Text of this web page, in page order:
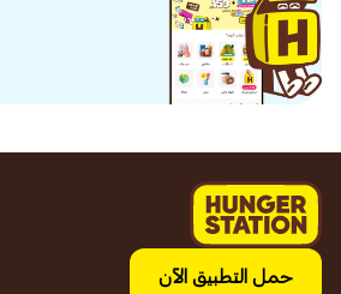
حمل التطبيق الآن